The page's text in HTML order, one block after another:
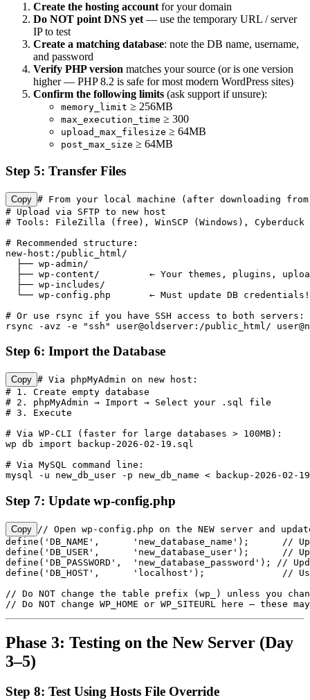
Create the hosting account for your domain
Do NOT point DNS yet — use the temporary URL / server
IP to test
Create a matching database: note the DB name, username,
and password
Verify PHP version matches your source (or is one version
higher — PHP 8.2 is safe for most modern WordPress sites)
Confirm the following limits (ask support if unsure):
memory_limit ≥ 256MB
max_execution_time ≥ 300
upload_max_filesize ≥ 64MB
post_max_size ≥ 64MB
Step 5: Transfer Files
Copy # From your local machine (after downloading
# Upload via SFTP to new host
# Tools: FileZilla (free), WinSCP (Windows), Cyberduck
# Recommended structure:
new-host:/public_html/
  ├── wp-admin/
├── wp-content/         ← Your themes, plugins,
  ├── wp-includes/
  └── wp-config.php       ← Must update DB credentials!
# Or use rsync if you have SSH access to both servers:
rsync -avz -e "ssh" user@oldserver:/public_html/
Step 6: Import the Database
Copy # Via phpMyAdmin on new host:
# 1. Create empty database
# 2. phpMyAdmin → Import → Select your .sql file
# 3. Execute
# Via WP-CLI (faster for large databases > 100MB):
wp db import backup-2026-02-19.sql
# Via MySQL command line:
mysql -u new_db_user -p new_db_name < backup-2026-02-
Step 7: Update wp-config.php
Copy
// Open wp-config.php on the NEW server and
define('DB_NAME',      'new_database_name');      //
define('DB_USER',      'new_database_user');      //
define('DB_PASSWORD',  'new_database_password'); //
define('DB_HOST',      'localhost');              //
// Do NOT change the table prefix (wp_) unless you
// Do NOT change WP_HOME or WP_SITEURL here — these
Phase 3: Testing on the New Server (Day
3–5)
Step 8: Test Using Hosts File Override